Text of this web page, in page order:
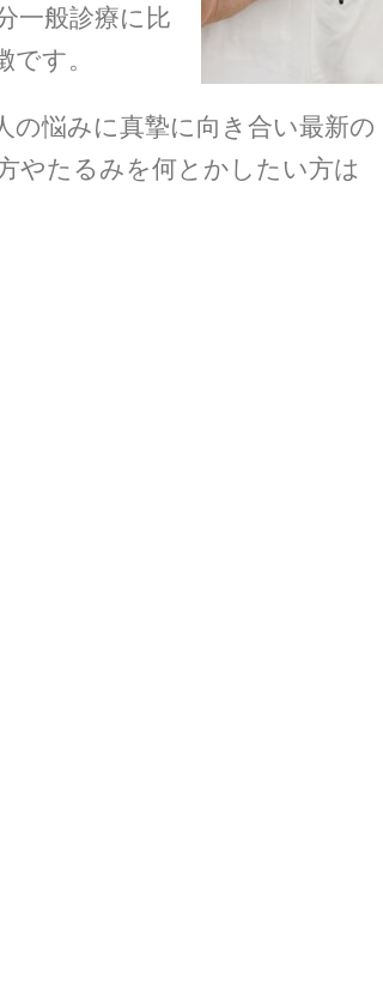
一般診療に比
す。
の悩みに真摯に向き合い最新の
やたるみを何とかしたい方は